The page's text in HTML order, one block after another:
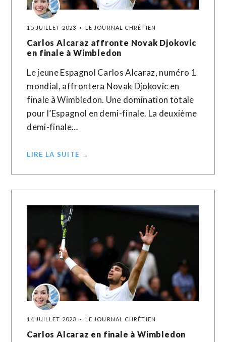
15 JUILLET 2023 LE JOURNAL CHRÉTIEN
Carlos Alcaraz affronte Novak Djokovic
en finale à Wimbledon
Le jeune Espagnol Carlos Alcaraz, numéro 1
mondial, affrontera Novak Djokovic en
finale à Wimbledon. Une domination totale
pour l’Espagnol en demi-finale. La deuxième
demi-finale…
LIRE LA SUITE →
14 JUILLET 2023 LE JOURNAL CHRÉTIEN
Carlos Alcaraz en finale à Wimbledon